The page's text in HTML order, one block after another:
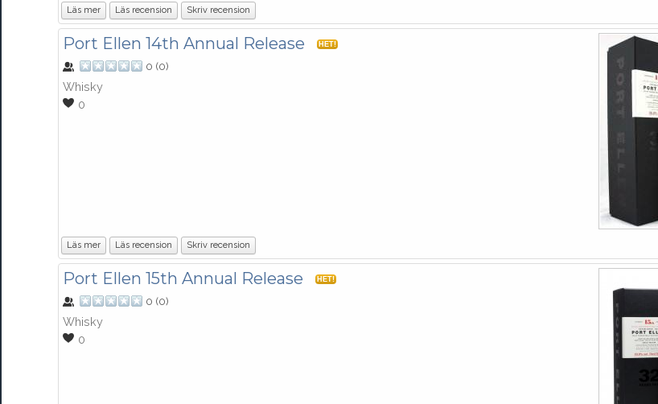
Läs mer Läs recension Skriv recension
Port Ellen 14th Annual Release HET!
0 (0)
Whisky
0
Läs mer Läs recension Skriv recension
Port Ellen 15th Annual Release HET!
0 (0)
Whisky
0